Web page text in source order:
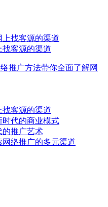
找客源的渠道
推广方法带你全面了解网
找客源的渠道
代的商业模式
的推广艺术
络推广的多元渠道